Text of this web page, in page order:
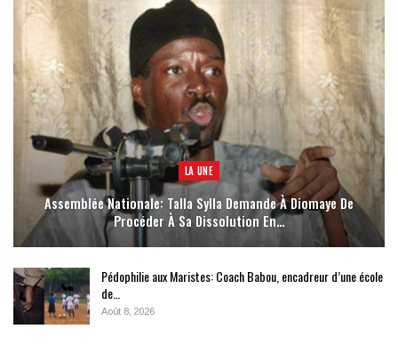
LA UNE
Assemblée Nationale: Talla Sylla Demande À Diomaye De
Procéder À Sa Dissolution En…
Pédophilie aux Maristes: Coach Babou, encadreur d’une école
de…
Août 8, 2026